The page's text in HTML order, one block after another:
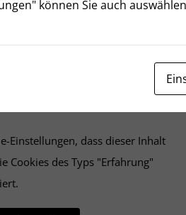
Einstellungen, dass dieser Inhalt
Cookies des Typs "Erfahrung"
können Sie auch